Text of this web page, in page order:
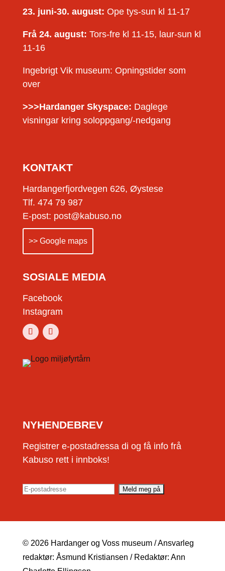
23. juni-30. august: Ope tys-sun kl 11-17
Frå 24. august: Tors-fre kl 11-15, laur-sun kl
11-16
Ingebrigt Vik museum: Opningstider som
over
>>>Hardanger Skyspace: Daglege
visningar kring soloppgang/-nedgang
KONTAKT
Hardangerfjordvegen 626, Øystese
Tlf. 474 79 987
E-post: post@kabuso.no
>> Google maps
SOSIALE MEDIA
Facebook
Instagram
NYHENDEBREV
Registrer e-postadressa di og få info frå
Kabuso rett i innboks!
© 2026 Hardanger og Voss museum / Ansvarleg
redaktør: Åsmund Kristiansen / Redaktør: Ann